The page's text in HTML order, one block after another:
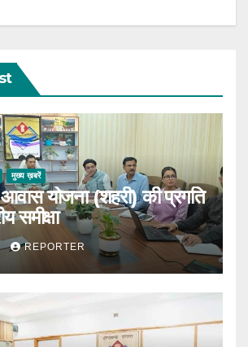
मुख्य ख़बरें
आवास योजना (शहरी) की प्रगति
समीक्षा
REPORTER